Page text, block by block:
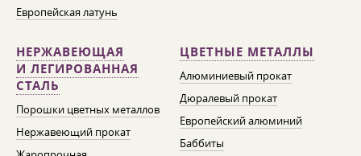
Европейская латунь
НЕРЖАВЕЮЩАЯ
И ЛЕГИРОВАННАЯ
СТАЛЬ
Порошки цветных металлов
Нержавеющий прокат
ЦВЕТНЫЕ МЕТАЛЛЫ
Алюминиевый прокат
Дюралевый прокат
Европейский алюминий
Баббиты